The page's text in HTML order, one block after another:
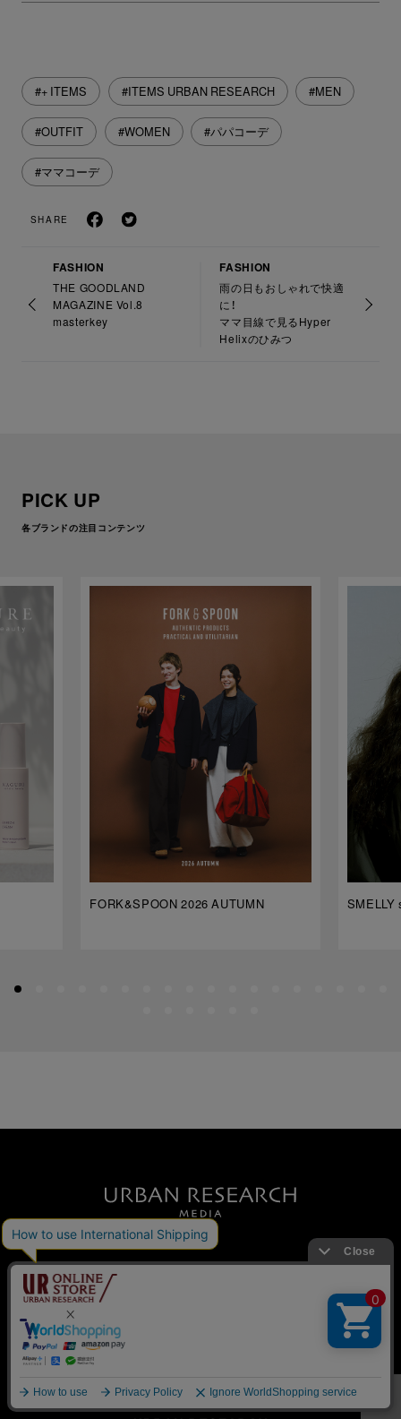
BRAND
#+ ITEMS #ITEMS URBAN RESEARCH #MEN
#OUTFIT #WOMEN #パパコーデ
#ママコーデ
SHARE
FASHION
THE GOODLAND
MAGAZINE Vol.8
masterkey
FASHION
雨の日もおしゃれで快適
に！
ママ目線で見るHyper
Helixのひみつ
PICK UP
各ブランドの注目コンテンツ
FORK&SPOON 2026 AUTUMN SMELLY